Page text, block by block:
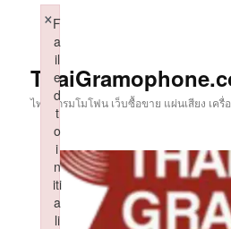
ไทยแกรมโมโฟน เว็บซื้อขาย แผ่นเสียง เครื่
F
a
il
e
d
t
o
i
n
iti
a
li
×